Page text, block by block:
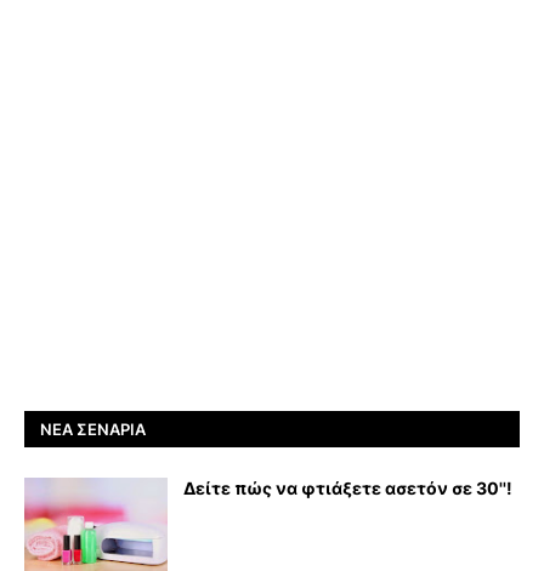
ΝΈΑ ΣΕΝΆΡΙΑ
Δείτε πώς να φτιάξετε ασετόν σε 30''!